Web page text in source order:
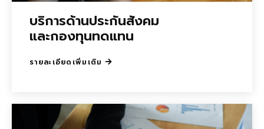
บริการด้านประกันสังคม
และกองทุนทดแทน
รายละเอียดเพิ่มเติม